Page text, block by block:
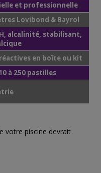
et professionnelle
Lovibond & Bayrol
alcalinité, stabilisant,
en boîte ou kit
à 250 pastilles
votre piscine devrait